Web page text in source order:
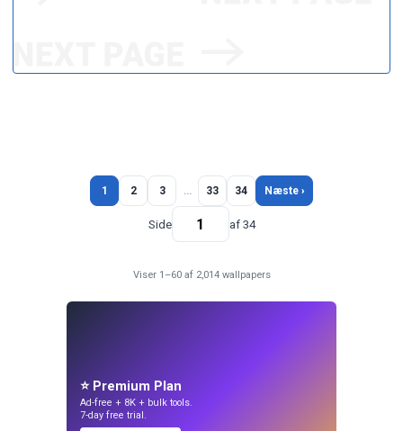
1 2 3 … 33 34 Næste ›
Side af 34
Viser 1–60 af 2,014 wallpapers
⭐ Premium Plan
Ad-free + 8K + bulk tools.
7-day free trial.